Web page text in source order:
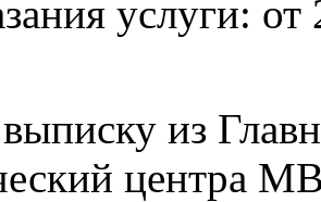
услуги: от
выписку из
центра